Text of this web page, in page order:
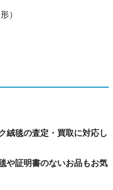
）
絨毯の査定・買取に対応し
や証明書のないお品もお気